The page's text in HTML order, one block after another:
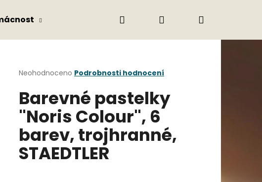
Obchodní podmínky
Přihlášení
Průměrné
produktu
je
0,0
5
hvězdiček.
Neohodnoceno Podrobnosti hodnocení
Barevné pastelky
"Noris Colour", 6
barev, trojhranné,
STAEDTLER